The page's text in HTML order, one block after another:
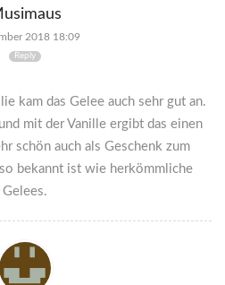
2018 18:09
Reply
kam das Gelee auch sehr gut an.
mit der Vanille ergibt das einen
schön auch als Geschenk zum
bekannt ist wie herkömmliche
Gelees.